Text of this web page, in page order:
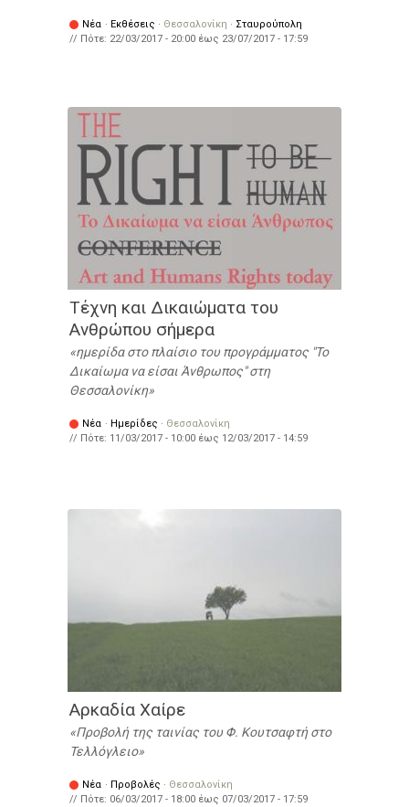
Νέα · Εκθέσεις · Θεσσαλονίκη · Σταυρούπολη
// Πότε: 22/03/2017 - 20:00 έως 23/07/2017 - 17:59
Τέχνη και Δικαιώματα του
Ανθρώπου σήμερα
ημερίδα στο πλαίσιο του προγράμματος "Το
Δικαίωμα να είσαι Άνθρωπος" στη
Θεσσαλονίκη
Νέα · Ημερίδες · Θεσσαλονίκη
// Πότε: 11/03/2017 - 10:00 έως 12/03/2017 - 14:59
Αρκαδία Χαίρε
Προβολή της ταινίας του Φ. Κουτσαφτή στο
Τελλόγλειο
Νέα · Προβολές · Θεσσαλονίκη
// Πότε: 06/03/2017 - 18:00 έως 07/03/2017 - 17:59